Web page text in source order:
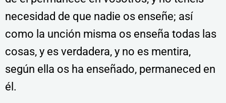
necesidad de que nadie os enseñe; así
como la unción misma os enseña todas las
cosas, y es verdadera, y no es mentira,
según ella os ha enseñado, permaneced en
él.